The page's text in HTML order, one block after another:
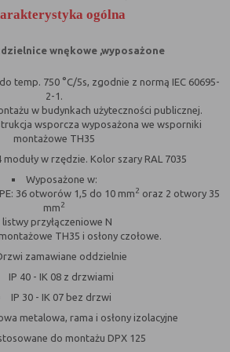
powinna uniemożliwić zupełnego
bardzo ważnym funkcjonalnościom
ich zablokowanie spowoduje, że
funkcje nie będą działać
realizację modelu
w oparciu o który
nie spowoduje
całości funkcjonalności
ale może obniżyć poziom
usługi ze względu na brak
realizacji przez właściciela
serwisu. Do tej kategorii należą
cookies reklamowe.
przez jaki cookie będzie
ogólna
wnękowe ,wyposażone
temp. 750 °C/5s, zgodnie z normą IEC 60695-
2-1.
w budynkach użyteczności publicznej.
wsporcza wyposażona we wsporniki
montażowe TH35
moduły w rzędzie. Kolor szary RAL 7035
Wyposażone w:
36 otworów 1,5 do 10 mm2 oraz 2 otwory 35
mm2
listwy przyłączeniowe N
TH35 i osłony czołowe.
zamawiane oddzielnie
IP 40 - IK 08 z drzwiami
IP 30 - IK 07 bez drzwi
metalowa, rama i osłony izolacyjne
do montażu DPX 125